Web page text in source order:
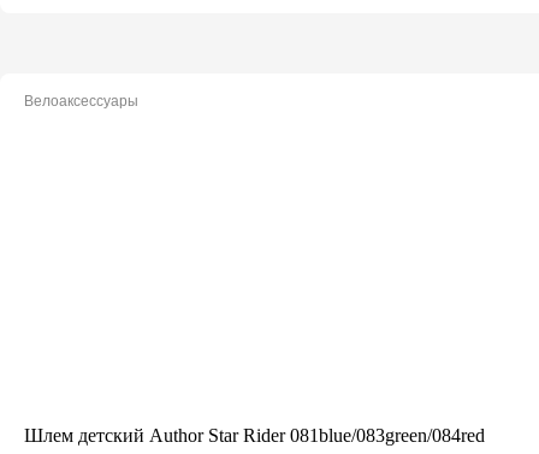
Велоаксессуары
Шлем детский Author Star Rider 081blue/083green/084red